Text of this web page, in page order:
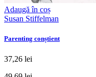
Adaugă în coș
Susan Stiffelman
Parenting conștient
37,26 lei